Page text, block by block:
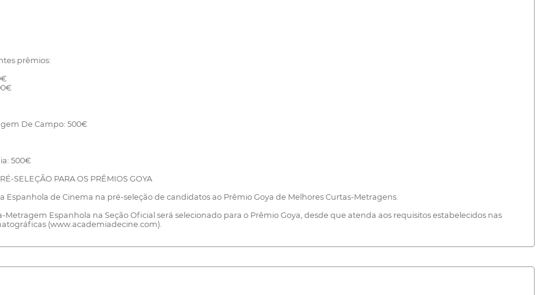
prêmios:
De Campo: 500€
500€
SELEÇÃO PARA OS PRÊMIOS GOYA
de Cinema na pré-seleção de candidatos ao Prêmio Goya de Melhores Curtas-Metragens.
Espanhola na Seção Oficial será selecionado para o Prêmio Goya, desde que atenda aos requisitos estabelecidos nas
(www.academiadecine.com).